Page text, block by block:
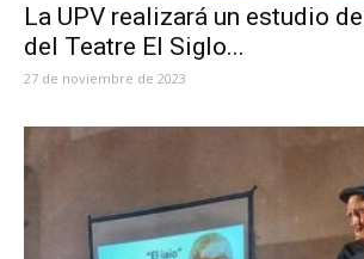
La UPV realizará un estudio
del Teatre El Siglo...
27 de noviembre de 2023